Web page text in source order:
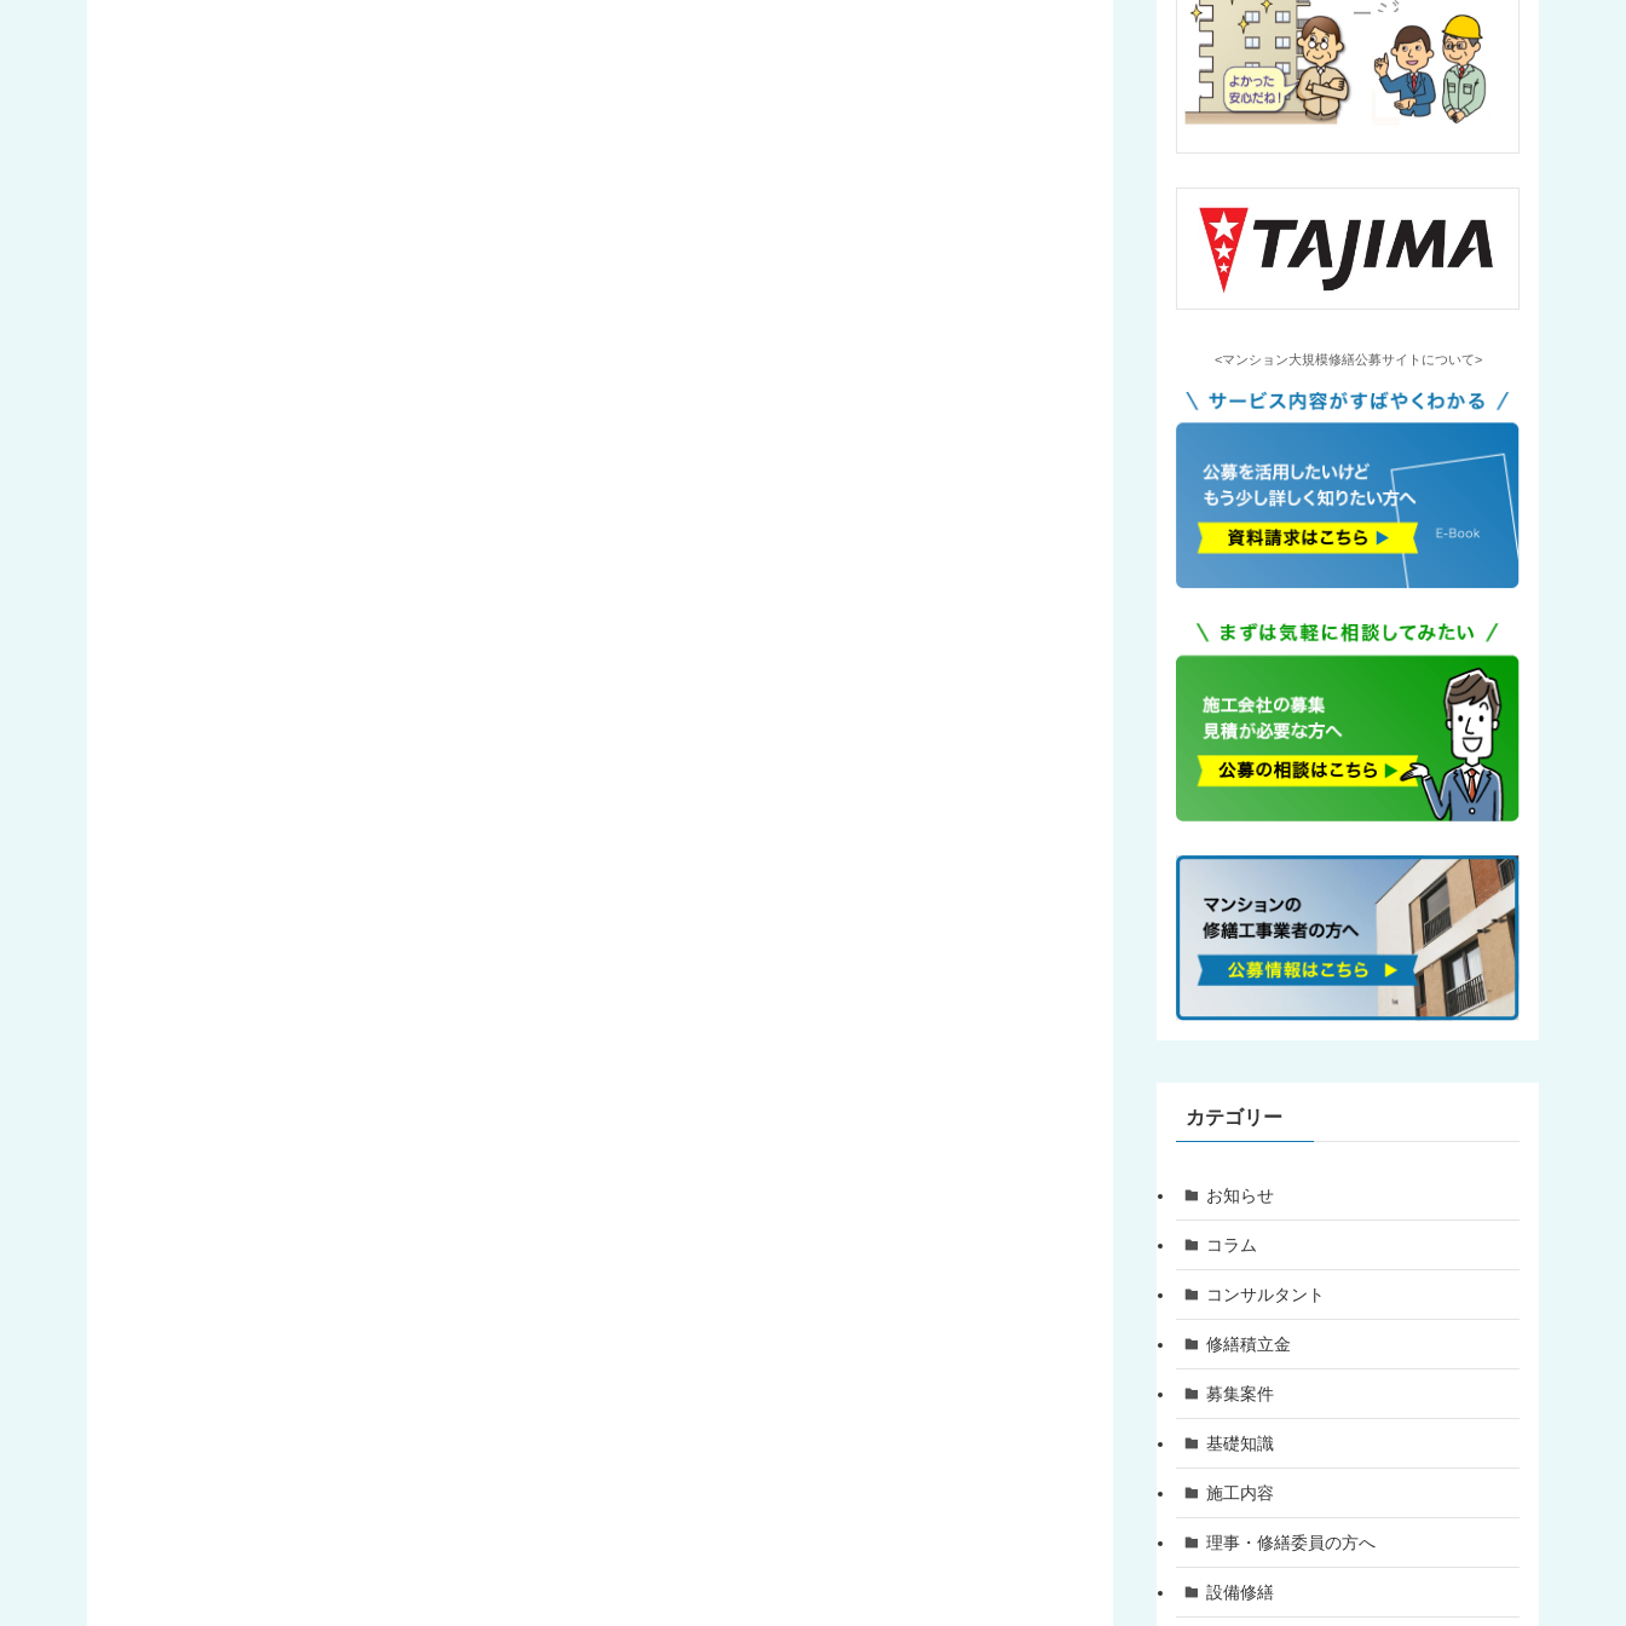
<マンション大規模修繕公募サイトについて>
カテゴリー
お知らせ
コラム
コンサルタント
修繕積立金
募集案件
基礎知識
施工内容
理事・修繕委員の方へ
設備修繕